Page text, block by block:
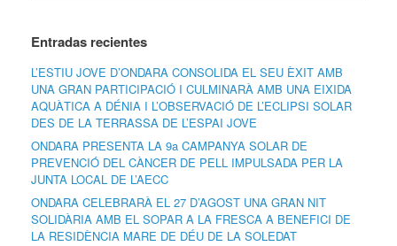
Entradas recientes
L’ESTIU JOVE D’ONDARA CONSOLIDA EL SEU ÈXIT AMB
UNA GRAN PARTICIPACIÓ I CULMINARÀ AMB UNA EIXIDA
AQUÀTICA A DÉNIA I L’OBSERVACIÓ DE L’ECLIPSI SOLAR
DES DE LA TERRASSA DE L’ESPAI JOVE
ONDARA PRESENTA LA 9a CAMPANYA SOLAR DE
PREVENCIÓ DEL CÀNCER DE PELL IMPULSADA PER LA
JUNTA LOCAL DE L’AECC
ONDARA CELEBRARÀ EL 27 D’AGOST UNA GRAN NIT
SOLIDÀRIA AMB EL SOPAR A LA FRESCA A BENEFICI DE
LA RESIDÈNCIA MARE DE DÉU DE LA SOLEDAT